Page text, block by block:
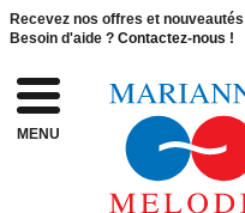
Recevez nos offres et nouveautés
Besoin d'aide ? Contactez-nous !
MENU